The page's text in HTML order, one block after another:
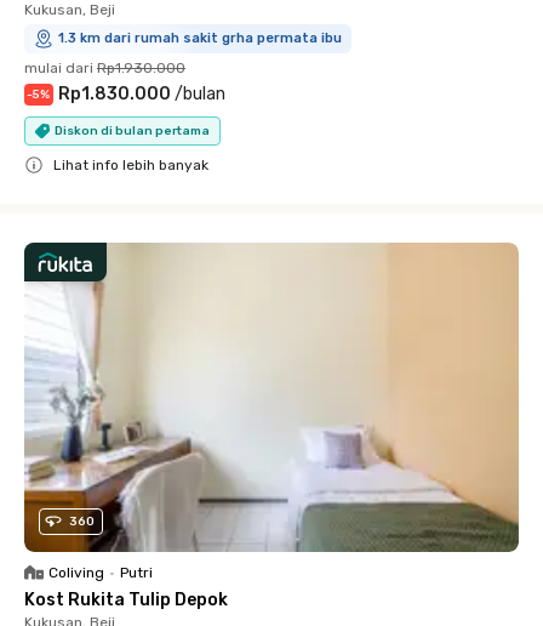
Kukusan, Beji
1.3 km dari rumah sakit grha permata ibu
mulai dari Rp1.930.000
-5% Rp1.830.000 /bulan
Diskon di bulan pertama
Lihat info lebih banyak
360
Coliving • Putri
Kost Rukita Tulip Depok
Kukusan, Beji